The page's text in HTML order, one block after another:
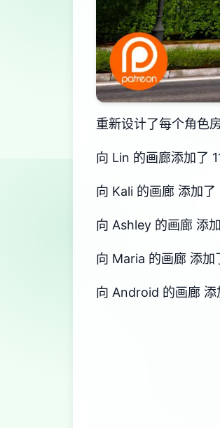
重新设计了每个角色
向 Lin 的画廊添加了
向 Kali 的画廊 添加了
向 Ashley 的画廊 添
向 Maria 的画廊 添加
向 Android 的画廊 添